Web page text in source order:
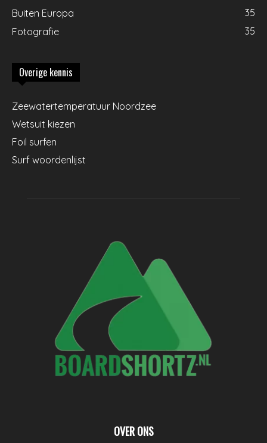
Buiten Europa
35
Fotografie
35
Overige kennis
Zeewatertemperatuur Noordzee
Wetsuit kiezen
Foil surfen
Surf woordenlijst
OVER ONS